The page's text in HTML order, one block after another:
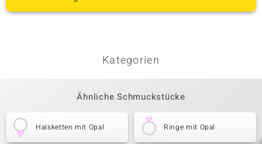
Kategorien
Ähnliche Schmuckstücke
Halsketten mit Opal Ringe mit Opal